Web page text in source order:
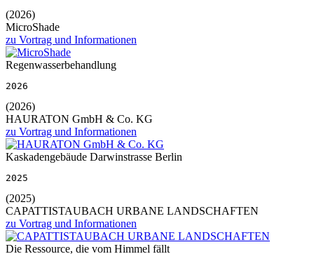
(2026)
MicroShade
zu Vortrag und Informationen
Regenwasserbehandlung
2026
(2026)
HAURATON GmbH & Co. KG
zu Vortrag und Informationen
Kaskadengebäude Darwinstrasse Berlin
2025
(2025)
CAPATTISTAUBACH URBANE LANDSCHAFTEN
zu Vortrag und Informationen
Die Ressource, die vom Himmel fällt